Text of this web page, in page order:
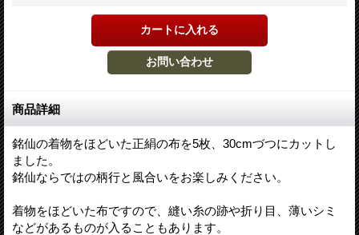
商品詳細
銘仙の着物をほどいた正絹の布を5枚、30cmづつにカットし
ました。
銘仙ならではの柄行と風合いをお楽しみください。
着物をほどいた布ですので、縫い糸の跡や折り目、薄いシミ
などがあるものが入ることもあります。